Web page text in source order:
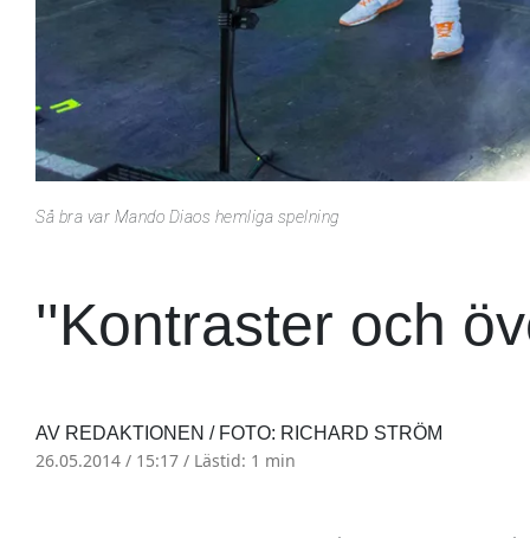
Så bra var Mando Diaos hemliga spelning
''Kontraster och
AV REDAKTIONEN / FOTO: RICHARD STRÖM
26.05.2014 / 15:17 / Lästid: 1 min